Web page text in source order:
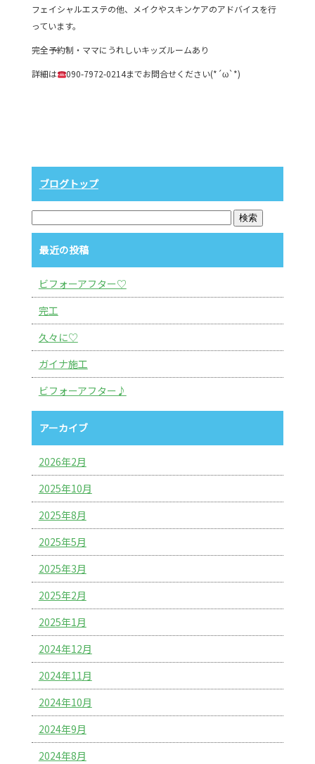
フェイシャルエステの他、メイクやスキンケアのアドバイスを行
っています。
完全予約制・ママにうれしいキッズルームあり
詳細は
090-7972-0214までお問合せください(*´ω`*)
ブログトップ
最近の投稿
ビフォーアフター♡
完工
久々に♡
ガイナ施工
ビフォーアフター♪
アーカイブ
2026年2月
2025年10月
2025年8月
2025年5月
2025年3月
2025年2月
2025年1月
2024年12月
2024年11月
2024年10月
2024年9月
2024年8月